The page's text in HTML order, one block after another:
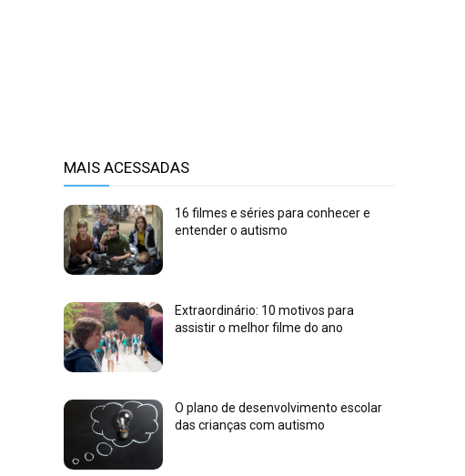
MAIS ACESSADAS
16 filmes e séries para conhecer e
entender o autismo
Extraordinário: 10 motivos para
assistir o melhor filme do ano
O plano de desenvolvimento escolar
das crianças com autismo